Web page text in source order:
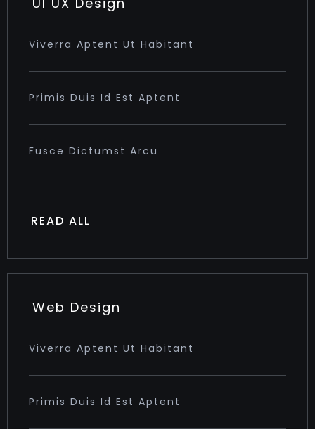
Viverra Aptent Ut Habitant
Primis Duis Id Est Aptent
Fusce Dictumst Arcu
READ ALL
Web Design
Viverra Aptent Ut Habitant
Primis Duis Id Est Aptent